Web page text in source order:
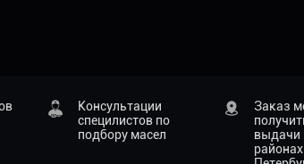
Консультации
специлистов по
подбору масел
Заказ
выдачи